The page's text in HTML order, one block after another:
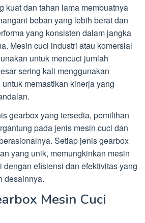
kuat dan tahan lama membuatnya
beban yang lebih berat dan
yang konsisten dalam jangka
Mesin cuci industri atau komersial
untuk mencuci jumlah
sering kali menggunakan
memastikan kinerja yang
gearbox yang tersedia, pemilihan
pada jenis mesin cuci dan
Setiap jenis gearbox
yang unik, memungkinkan mesin
dengan efisiensi dan efektivitas yang
desainnya.
Mesin Cuci